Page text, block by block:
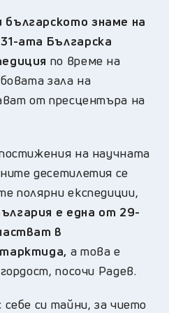
знаме на
ата Българска
по време на
зала на
от пресцентъра на
на научната
десетилетия се
полярни експедиции,
е една от 29-
в
а това е
посочи Радев.
си тайни, за чието